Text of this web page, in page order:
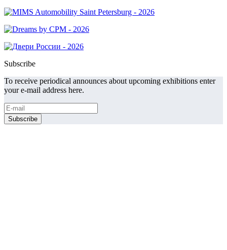
Subscribe
To receive periodical announces about upcoming exhibitions enter
your e-mail address here.